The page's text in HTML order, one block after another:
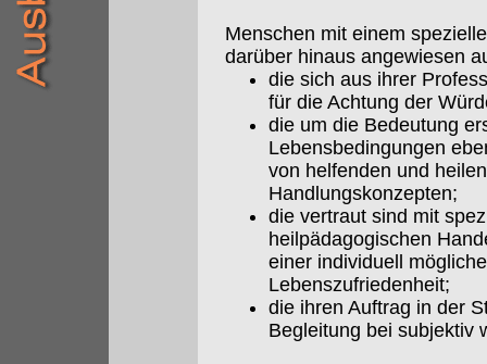
Menschen mit einem
darüber hinaus angewiesen
die sich aus ihrer
für die Achtung der
die um die Bedeutung
Lebensbedingungen
von helfenden und
Handlungskonzepten;
die vertraut sind mit
heilpädagogischen
einer individuell
Lebenszufriedenheit;
die ihren Auftrag in der
Begleitung bei subjektiv